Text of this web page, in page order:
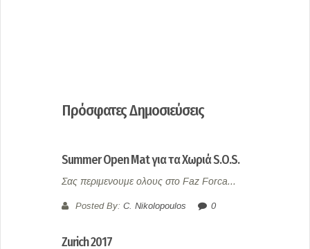
Πρόσφατες Δημοσιεύσεις
Summer Open Mat για τα Χωριά S.O.S.
Σας περιμενουμε ολους στο Faz Forca...
Posted By: C. Nikolopoulos 0
Zurich 2017